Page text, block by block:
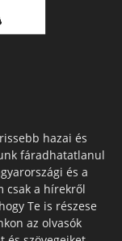
hazai és
fáradhatatlanul
és a
csak a hírekről
Te is részese
az olvasók